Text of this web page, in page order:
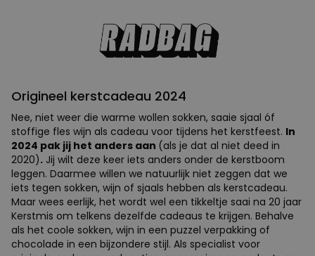
Origineel kerstcadeau 2024
Nee, niet weer die warme wollen sokken, saaie sjaal óf
stoffige fles wijn als cadeau voor tijdens het kerstfeest. In
2024 pak jij het anders aan (als je dat al niet deed in
2020). Jij wilt deze keer iets anders onder de kerstboom
leggen. Daarmee willen we natuurlijk niet zeggen dat we
iets tegen sokken, wijn of sjaals hebben als kerstcadeau.
Maar wees eerlijk, het wordt wel een tikkeltje saai na 20 jaar
Kerstmis om telkens dezelfde cadeaus te krijgen. Behalve
als het coole sokken, wijn in een puzzel verpakking of
chocolade in een bijzondere stijl. Als specialist voor